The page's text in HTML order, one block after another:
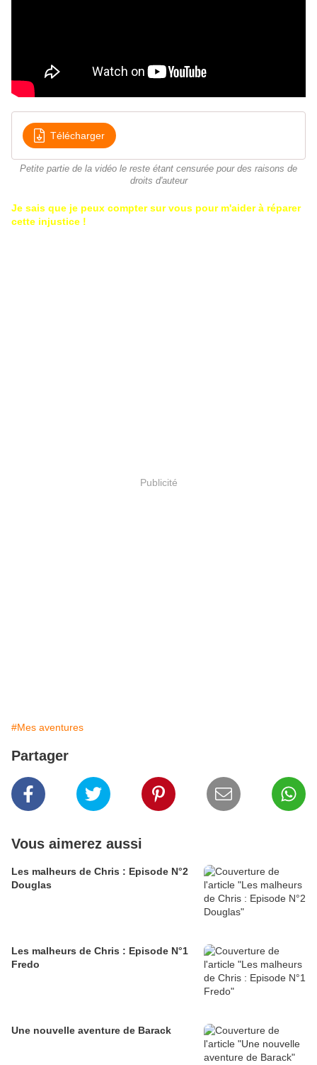
Télécharger
Petite partie de la vidéo le reste étant censurée pour des raisons de
droits d'auteur
Je sais que je peux compter sur vous pour m'aider à réparer
cette injustice !
Publicité
#Mes aventures
Partager
Vous aimerez aussi
Les malheurs de Chris : Episode N°2
Douglas
Les malheurs de Chris : Episode N°1
Fredo
Une nouvelle aventure de Barack